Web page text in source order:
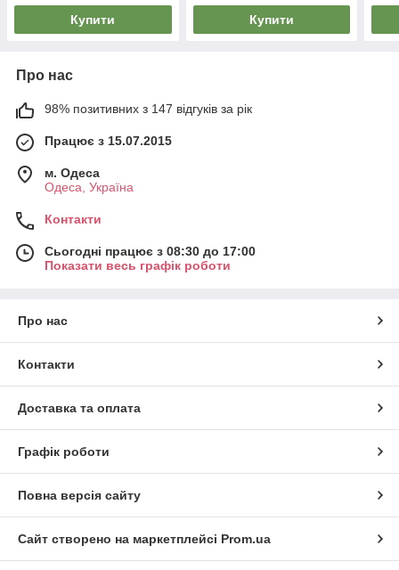
Купити Купити
Про нас
98% позитивних з 147 відгуків за рік
Працює з 15.07.2015
м. Одеса
Одеса, Україна
Контакти
Сьогодні працює з 08:30 до 17:00
Показати весь графік роботи
Про нас
Контакти
Доставка та оплата
Графік роботи
Повна версія сайту
Сайт створено на маркетплейсі Prom.ua